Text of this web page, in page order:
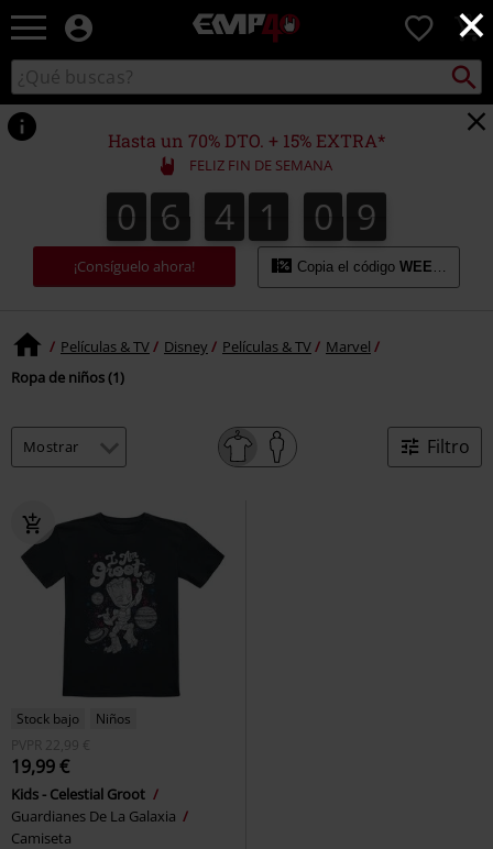
×
EMP
Música,
TV
&
Gaming
Merch
-
Ropa
Alternativa
0
Buscar
en
el
catálogo
Buscar
Hasta un 70% DTO. + 15% EXTRA*
FELIZ FIN DE SEMANA
0
0 6
6 4
4 1
1 0
1
0 8
9
8
0
9
¡Consíguelo ahora! Copia el código WEEKEND
Películas & TV Disney Películas & TV
Marvel
Ropa de niños (1)
Filtro
Stock bajo
Niños
PVPR 22,99 €
19,99 €
Kids - Celestial Groot
Guardianes De La Galaxia
Camiseta